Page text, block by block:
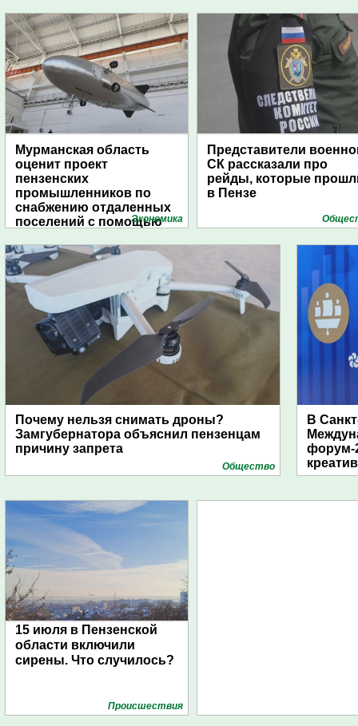
Мурманская область
оценит проект
пензенских
промышленников по
снабжению отдаленных
поселений с помощью
Экономика
Представители
СК рассказали про
рейды, которые
в Пензе
Почему нельзя снимать дроны?
Замгубернатора объяснил пензенцам
причину запрета
Общество
В
форум-
15 июля в Пензенской
области включили
сирены. Что случилось?
Проиcшествия